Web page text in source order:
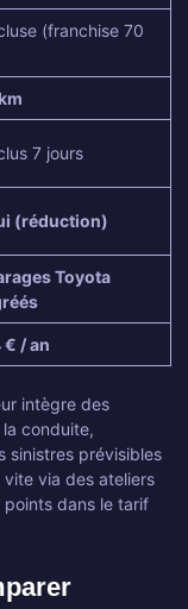
(franchise 70
7 jours
(réduction)
Toyota
€ / an
intègre des
conduite,
sinistres prévisibles
via des ateliers
points dans le tarif